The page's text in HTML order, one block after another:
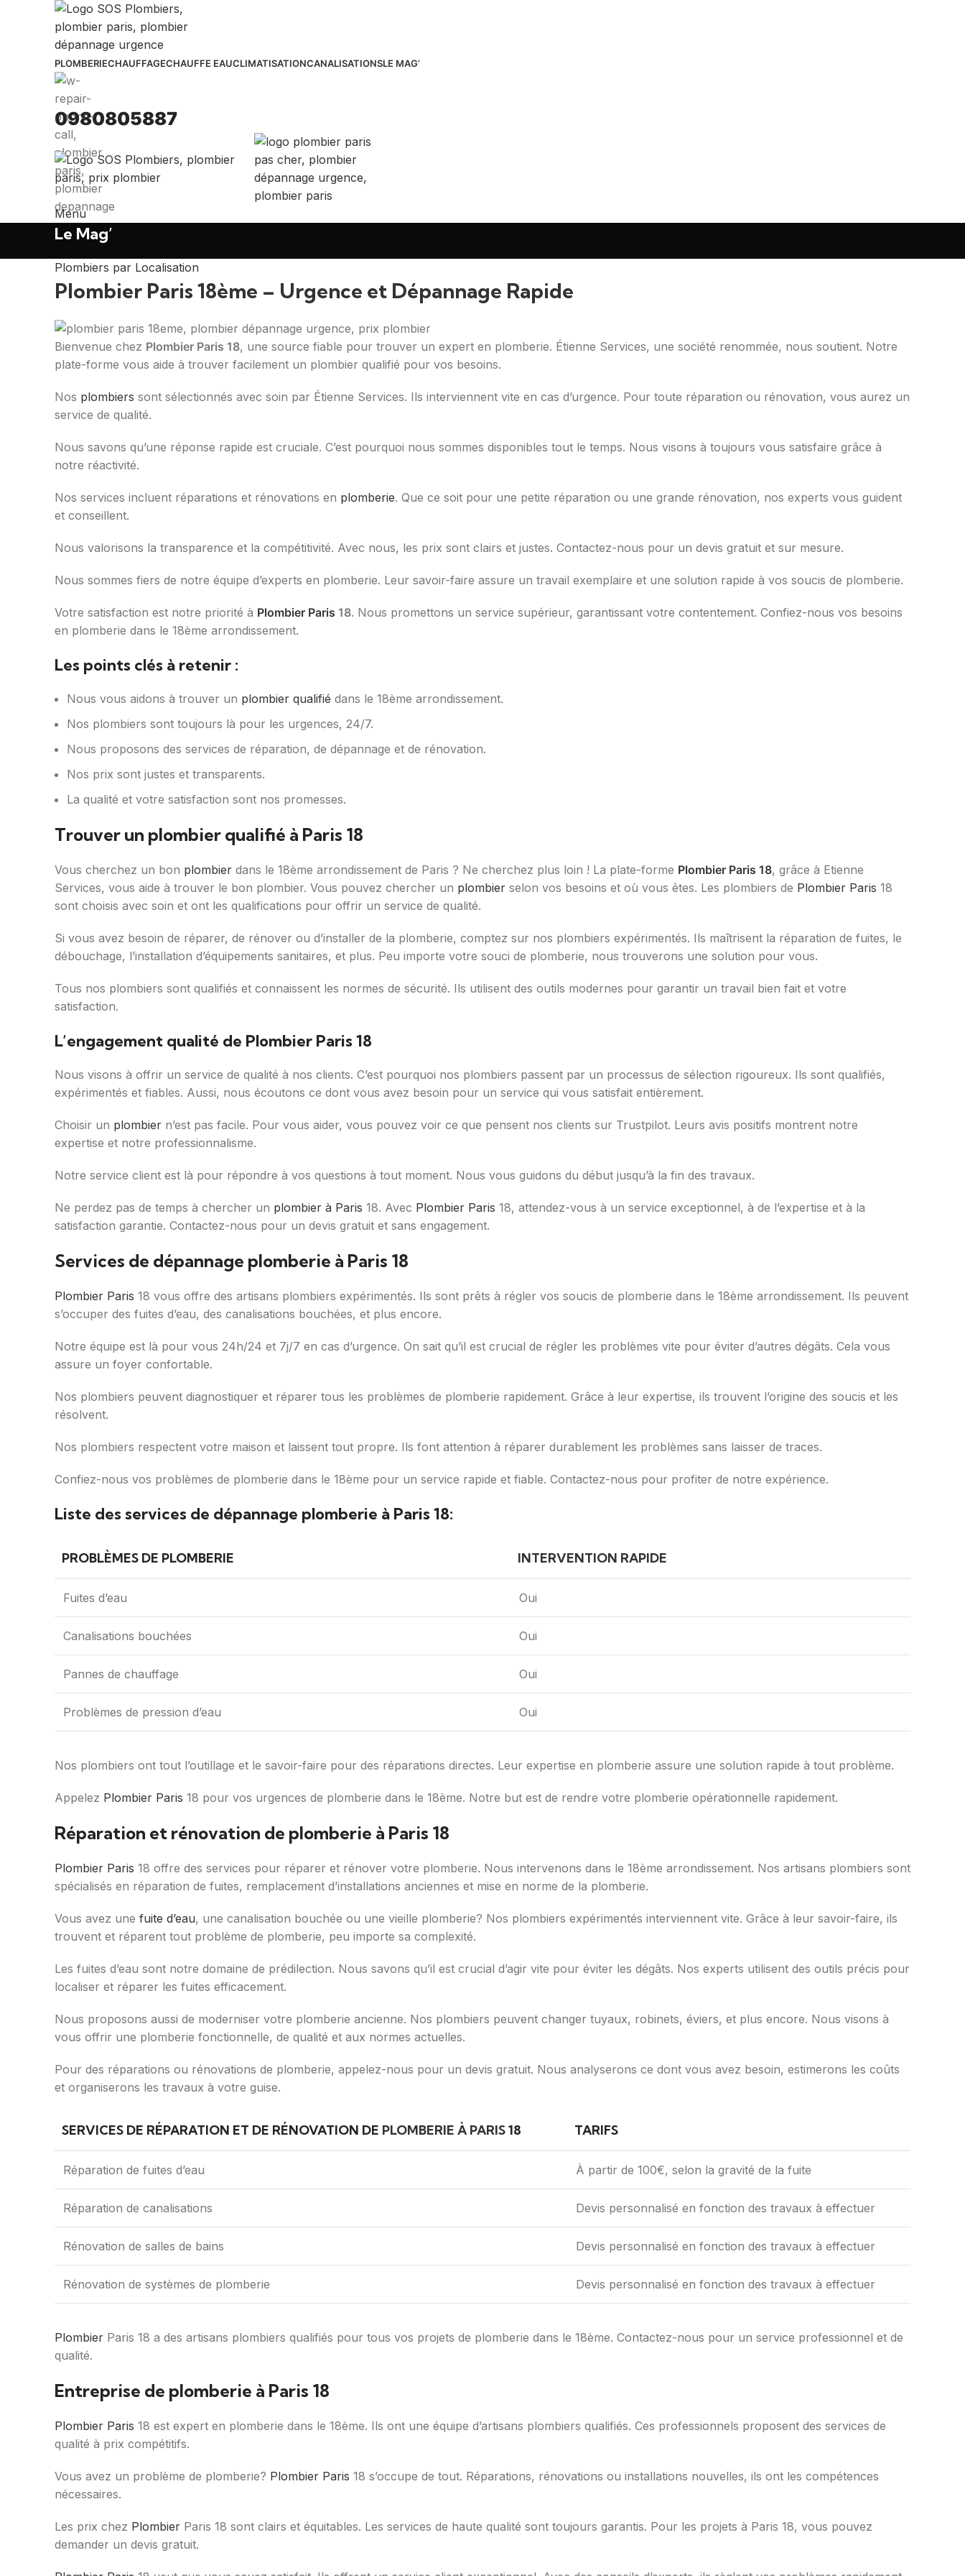
PLOMBERIECHAUFFAGECHAUFFE EAUCLIMATISATIONCANALISATIONSLE MAG’
0980805887
Menu
Le Mag’
Plombiers par Localisation
Plombier Paris 18ème – Urgence et Dépannage Rapide
Bienvenue chez Plombier Paris 18, une source fiable pour trouver un expert en plomberie. Étienne Services, une société renommée, nous soutient. Notre
plate-forme vous aide à trouver facilement un plombier qualifié pour vos besoins.
Nos plombiers sont sélectionnés avec soin par Étienne Services. Ils interviennent vite en cas d’urgence. Pour toute réparation ou rénovation, vous aurez un
service de qualité.
Nous savons qu’une réponse rapide est cruciale. C’est pourquoi nous sommes disponibles tout le temps. Nous visons à toujours vous satisfaire grâce à
notre réactivité.
Nos services incluent réparations et rénovations en plomberie. Que ce soit pour une petite réparation ou une grande rénovation, nos experts vous guident
et conseillent.
Nous valorisons la transparence et la compétitivité. Avec nous, les prix sont clairs et justes. Contactez-nous pour un devis gratuit et sur mesure.
Nous sommes fiers de notre équipe d’experts en plomberie. Leur savoir-faire assure un travail exemplaire et une solution rapide à vos soucis de plomberie.
Votre satisfaction est notre priorité à Plombier Paris 18. Nous promettons un service supérieur, garantissant votre contentement. Confiez-nous vos besoins
en plomberie dans le 18ème arrondissement.
Les points clés à retenir :
Nous vous aidons à trouver un plombier qualifié dans le 18ème arrondissement.
Nos plombiers sont toujours là pour les urgences, 24/7.
Nous proposons des services de réparation, de dépannage et de rénovation.
Nos prix sont justes et transparents.
La qualité et votre satisfaction sont nos promesses.
Trouver un plombier qualifié à Paris 18
Vous cherchez un bon plombier dans le 18ème arrondissement de Paris ? Ne cherchez plus loin ! La plate-forme Plombier Paris 18, grâce à Etienne
Services, vous aide à trouver le bon plombier. Vous pouvez chercher un plombier selon vos besoins et où vous êtes. Les plombiers de Plombier Paris 18
sont choisis avec soin et ont les qualifications pour offrir un service de qualité.
Si vous avez besoin de réparer, de rénover ou d’installer de la plomberie, comptez sur nos plombiers expérimentés. Ils maîtrisent la réparation de fuites, le
débouchage, l’installation d’équipements sanitaires, et plus. Peu importe votre souci de plomberie, nous trouverons une solution pour vous.
Tous nos plombiers sont qualifiés et connaissent les normes de sécurité. Ils utilisent des outils modernes pour garantir un travail bien fait et votre
satisfaction.
L’engagement qualité de Plombier Paris 18
Nous visons à offrir un service de qualité à nos clients. C’est pourquoi nos plombiers passent par un processus de sélection rigoureux. Ils sont qualifiés,
expérimentés et fiables. Aussi, nous écoutons ce dont vous avez besoin pour un service qui vous satisfait entièrement.
Choisir un plombier n’est pas facile. Pour vous aider, vous pouvez voir ce que pensent nos clients sur Trustpilot. Leurs avis positifs montrent notre
expertise et notre professionnalisme.
Notre service client est là pour répondre à vos questions à tout moment. Nous vous guidons du début jusqu’à la fin des travaux.
Ne perdez pas de temps à chercher un plombier à Paris 18. Avec Plombier Paris 18, attendez-vous à un service exceptionnel, à de l’expertise et à la
satisfaction garantie. Contactez-nous pour un devis gratuit et sans engagement.
Services de dépannage plomberie à Paris 18
Plombier Paris 18 vous offre des artisans plombiers expérimentés. Ils sont prêts à régler vos soucis de plomberie dans le 18ème arrondissement. Ils peuvent
s’occuper des fuites d’eau, des canalisations bouchées, et plus encore.
Notre équipe est là pour vous 24h/24 et 7j/7 en cas d’urgence. On sait qu’il est crucial de régler les problèmes vite pour éviter d’autres dégâts. Cela vous
assure un foyer confortable.
Nos plombiers peuvent diagnostiquer et réparer tous les problèmes de plomberie rapidement. Grâce à leur expertise, ils trouvent l’origine des soucis et les
résolvent.
Nos plombiers respectent votre maison et laissent tout propre. Ils font attention à réparer durablement les problèmes sans laisser de traces.
Confiez-nous vos problèmes de plomberie dans le 18ème pour un service rapide et fiable. Contactez-nous pour profiter de notre expérience.
Liste des services de dépannage plomberie à Paris 18:
PROBLÈMES DE PLOMBERIE INTERVENTION RAPIDE
Fuites d’eau Oui
Canalisations bouchées Oui
Pannes de chauffage Oui
Problèmes de pression d’eau Oui
Nos plombiers ont tout l’outillage et le savoir-faire pour des réparations directes. Leur expertise en plomberie assure une solution rapide à tout problème.
Appelez Plombier Paris 18 pour vos urgences de plomberie dans le 18ème. Notre but est de rendre votre plomberie opérationnelle rapidement.
Réparation et rénovation de plomberie à Paris 18
Plombier Paris 18 offre des services pour réparer et rénover votre plomberie. Nous intervenons dans le 18ème arrondissement. Nos artisans plombiers sont
spécialisés en réparation de fuites, remplacement d’installations anciennes et mise en norme de la plomberie.
Vous avez une fuite d’eau, une canalisation bouchée ou une vieille plomberie? Nos plombiers expérimentés interviennent vite. Grâce à leur savoir-faire, ils
trouvent et réparent tout problème de plomberie, peu importe sa complexité.
Les fuites d’eau sont notre domaine de prédilection. Nous savons qu’il est crucial d’agir vite pour éviter les dégâts. Nos experts utilisent des outils précis pour
localiser et réparer les fuites efficacement.
Nous proposons aussi de moderniser votre plomberie ancienne. Nos plombiers peuvent changer tuyaux, robinets, éviers, et plus encore. Nous visons à
vous offrir une plomberie fonctionnelle, de qualité et aux normes actuelles.
Pour des réparations ou rénovations de plomberie, appelez-nous pour un devis gratuit. Nous analyserons ce dont vous avez besoin, estimerons les coûts
et organiserons les travaux à votre guise.
SERVICES DE RÉPARATION ET DE RÉNOVATION DE PLOMBERIE À PARIS18 TARIFS
Réparation de fuites d’eau À partir de 100€, selon la gravité de la fuite
Réparation de canalisations Devis personnalisé en fonction des travaux à effectuer
Rénovation de salles de bains Devis personnalisé en fonction des travaux à effectuer
Rénovation de systèmes de plomberie Devis personnalisé en fonction des travaux à effectuer
Plombier Paris 18 a des artisans plombiers qualifiés pour tous vos projets de plomberie dans le 18ème. Contactez-nous pour un service professionnel et de
qualité.
Entreprise de plomberie à Paris 18
Plombier Paris 18 est expert en plomberie dans le 18ème. Ils ont une équipe d’artisans plombiers qualifiés. Ces professionnels proposent des services de
qualité à prix compétitifs.
Vous avez un problème de plomberie? Plombier Paris 18 s’occupe de tout. Réparations, rénovations ou installations nouvelles, ils ont les compétences
nécessaires.
Les prix chez Plombier Paris 18 sont clairs et équitables. Les services de haute qualité sont toujours garantis. Pour les projets à Paris 18, vous pouvez
demander un devis gratuit.